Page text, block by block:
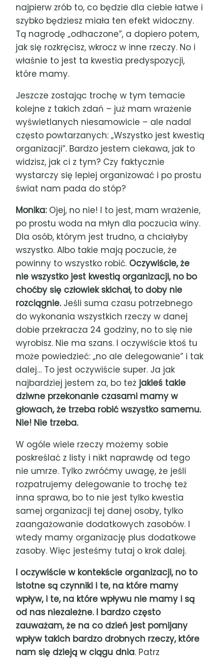
najpierw zrób to, co będzie dla ciebie łatwe i
szybko będziesz miała ten efekt widoczny.
Tą nagrodę „odhaczone”, a dopiero potem,
jak się rozkręcisz, wkrocz w inne rzeczy. No i
właśnie to jest ta kwestia predyspozycji,
które mamy.
Jeszcze zostając trochę w tym temacie
kolejne z takich zdań – już mam wrażenie
wyświetlanych niesamowicie – ale nadal
często powtarzanych: „Wszystko jest kwestią
organizacji”. Bardzo jestem ciekawa, jak to
widzisz, jak ci z tym? Czy faktycznie
wystarczy się lepiej organizować i po prostu
świat nam pada do stóp?
Monika: Ojej, no nie! I to jest, mam wrażenie,
po prostu woda na młyn dla poczucia winy.
Dla osób, którym jest trudno, a chciałyby
wszystko. Albo takie mają poczucie, że
powinny to wszystko robić. Oczywiście, że
nie wszystko jest kwestią organizacji, no bo
choćby się człowiek skichał, to doby nie
rozciągnie.Jeśli suma czasu potrzebnego
do wykonania wszystkich rzeczy w danej
dobie przekracza 24 godziny, no to się nie
wyrobisz. Nie ma szans. I oczywiście ktoś tu
może powiedzieć: „no ale delegowanie” i tak
dalej… To jest oczywiście super. Ja jak
najbardziej jestem za, bo też jakieś takie
dziwne przekonanie czasami mamy w
głowach, że trzeba robić wszystko samemu.
Nie! Nie trzeba.
W ogóle wiele rzeczy możemy sobie
poskreślać z listy i nikt naprawdę od tego
nie umrze. Tylko zwróćmy uwagę, że jeśli
rozpatrujemy delegowanie to trochę też
inna sprawa, bo to nie jest tylko kwestia
samej organizacji tej danej osoby, tylko
zaangażowanie dodatkowych zasobów. I
wtedy mamy organizację plus dodatkowe
zasoby. Więc jesteśmy tutaj o krok dalej.
I oczywiście w kontekście organizacji, no to
istotne są czynniki i te, na które mamy
wpływ, i te, na które wpływu nie mamy i są
od nas niezależne. I bardzo często
zauważam, że na co dzień jest pomijany
wpływ takich bardzo drobnych rzeczy, które
nam się dzieją w ciągu dnia. Patrz